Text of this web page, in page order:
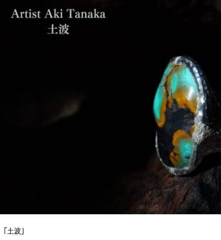
「土波」